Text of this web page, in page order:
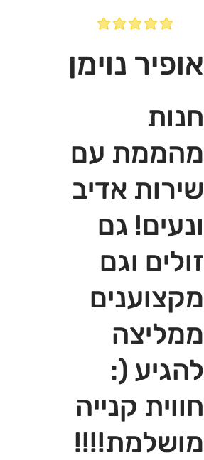
אופיר נוימן
חנות
מהממת עם
שירות אדיב
ונעים! גם
זולים וגם
מקצוענים
ממליצה
להגיע (:
חווית קנייה
מושלמת!!!!